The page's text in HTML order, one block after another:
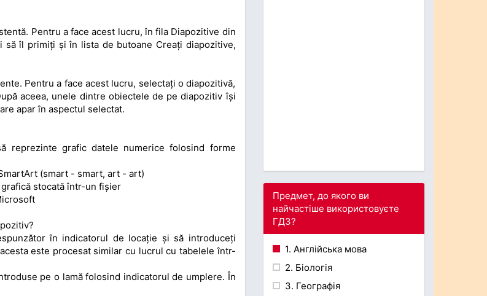
Pentru a face acest lucru, în fila Diapozitive din
îl primiți și în lista de butoane Creați diapozitive,
Pentru a face acest lucru, selectați o diapozitivă,
aceea, unele dintre obiectele de pe diapozitiv își
apar în aspectul selectat.
reprezinte grafic datele numerice folosind forme
(smart - smart, art - art)
stocată într-un fișier
în indicatorul de locație și să introduceți
este procesat similar cu lucrul cu tabelele într-
pe o lamă folosind indicatorul de umplere. În
Предмет, до якого ви
найчастіше використовуєте
ГДЗ?
1. Англійська мова
2. Біологія
3. Географія